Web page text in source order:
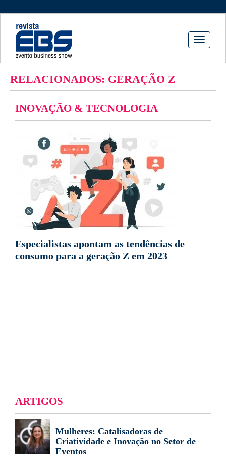
Toggle
RELACIONADOS: GERAÇÃO Z
INOVAÇÃO & TECNOLOGIA
Especialistas apontam as tendências de
consumo para a geração Z em 2023
ARTIGOS
Mulheres: Catalisadoras de
Criatividade e Inovação no Setor de
Eventos